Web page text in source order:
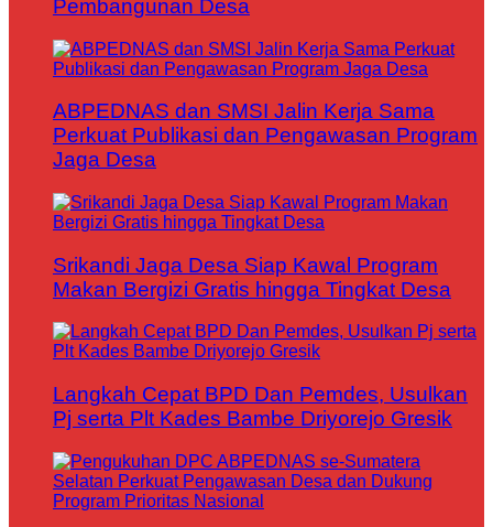
Pembangunan Desa
ABPEDNAS dan SMSI Jalin Kerja Sama
Perkuat Publikasi dan Pengawasan Program
Jaga Desa
Srikandi Jaga Desa Siap Kawal Program
Makan Bergizi Gratis hingga Tingkat Desa
Langkah Cepat BPD Dan Pemdes, Usulkan
Pj serta Plt Kades Bambe Driyorejo Gresik